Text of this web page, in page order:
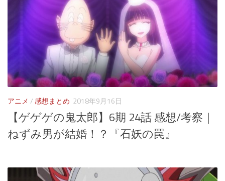
アニメ /感想まとめ 2018年9月16日
【ゲゲゲの鬼太郎】6期 24話 感想/考察｜
ねずみ男が結婚！？『石妖の罠』